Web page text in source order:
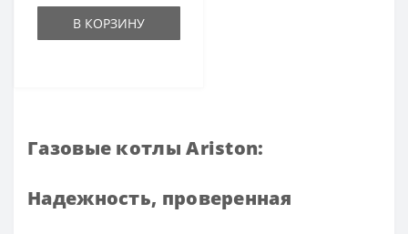
В КОРЗИНУ
Газовые котлы Ariston:
Надежность, проверенная